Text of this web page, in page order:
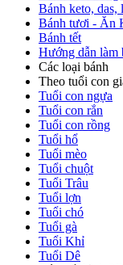
Bánh keto, das,
Bánh tươi - Ăn
Bánh tết
Hướng dẫn làm
Các loại bánh
Theo tuổi con
Tuổi con ngựa
Tuổi con rắn
Tuổi con rồng
Tuổi hổ
Tuổi mèo
Tuổi chuột
Tuổi Trâu
Tuổi lợn
Tuổi chó
Tuổi gà
Tuổi Khỉ
Tuổi Dê